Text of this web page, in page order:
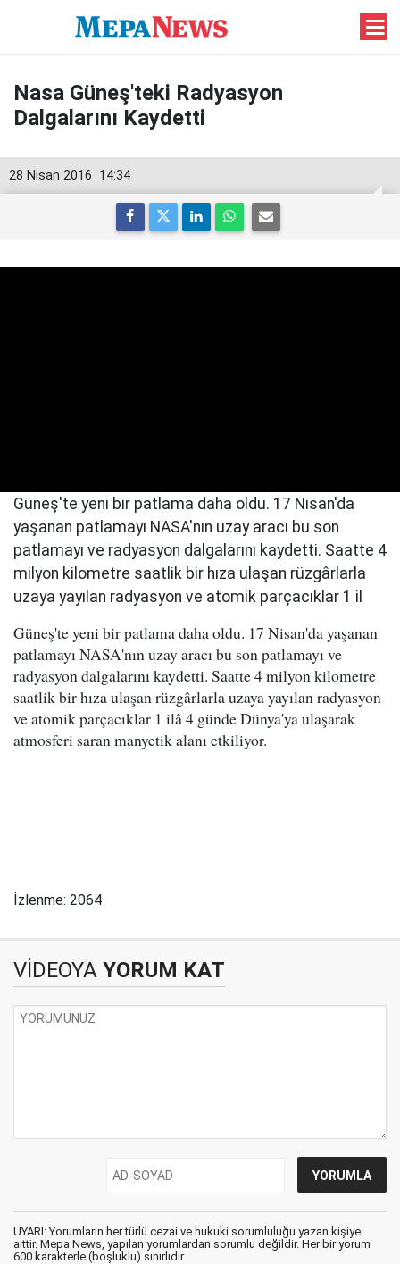
Nasa Güneş'teki Radyasyon
Dalgalarını Kaydetti
14:34
28 Nisan 2016
Güneş'te yeni bir patlama daha oldu. 17 Nisan'da
yaşanan patlamayı NASA'nın uzay aracı bu son
patlamayı ve radyasyon dalgalarını kaydetti. Saatte 4
milyon kilometre saatlik bir hıza ulaşan rüzgârlarla
uzaya yayılan radyasyon ve atomik parçacıklar 1 il
Güneş'te yeni bir patlama daha oldu. 17 Nisan'da yaşanan
patlamayı NASA'nın uzay aracı bu son patlamayı ve
radyasyon dalgalarını kaydetti. Saatte 4 milyon kilometre
saatlik bir hıza ulaşan rüzgârlarla uzaya yayılan radyasyon
ve atomik parçacıklar 1 ilâ 4 günde Dünya'ya ulaşarak
atmosferi saran manyetik alanı etkiliyor.
İzlenme: 2064
VİDEOYA YORUM KAT
UYARI: Yorumların her türlü cezai ve hukuki sorumluluğu yazan kişiye
aittir. Mepa News, yapılan yorumlardan sorumlu değildir. Her bir yorum
600 karakterle (boşluklu) sınırlıdır.